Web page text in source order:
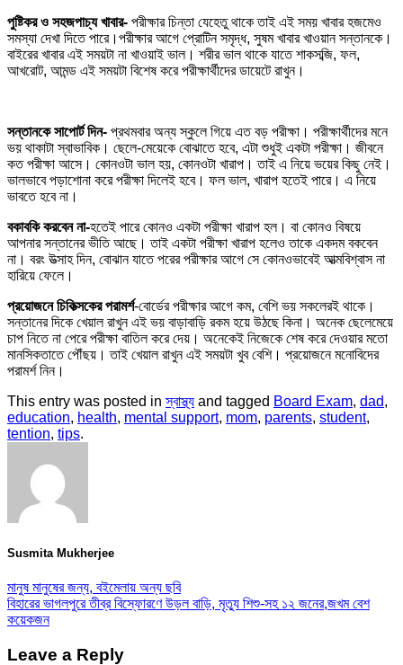
পুষ্টিকর ও সহজপাচ্য খাবার- পরীক্ষার চিন্তা যেহেতু থাকে তাই এই সময় খাবার হজমেও
সমস্যা দেখা দিতে পারে।পরীক্ষার আগে প্রোটিন সমৃদ্ধ, সুষম খাবার খাওয়ান সন্তানকে।
বাইরের খাবার এই সময়টা না খাওয়াই ভাল। শরীর ভাল থাকে যাতে শাকসব্জি, ফল,
আখরোট, আমন্ড এই সময়টা বিশেষ করে পরীক্ষার্থীদের ডায়েটে রাখুন।
সন্তানকে সাপোর্ট দিন- প্রথমবার অন্য স্কুলে গিয়ে এত বড় পরীক্ষা। পরীক্ষার্থীদের মনে
ভয় থাকাটা স্বাভাবিক। ছেলে-মেয়েকে বোঝাতে হবে, এটা শুধুই একটা পরীক্ষা। জীবনে
কত পরীক্ষা আসে। কোনওটা ভাল হয়, কোনওটা খারাপ। তাই এ নিয়ে ভয়ের কিছু নেই।
ভালভাবে পড়াশোনা করে পরীক্ষা দিলেই হবে। ফল ভাল, খারাপ হতেই পারে। এ নিয়ে
ভাবতে হবে না।
বকাবকি করবেন না-হতেই পারে কোনও একটা পরীক্ষা খারাপ হল। বা কোনও বিষয়ে
আপনার সন্তানের ভীতি আছে। তাই একটা পরীক্ষা খারাপ হলেও তাকে একদম বকবেন
না। বরং উত্সাহ দিন, বোঝান যাতে পরের পরীক্ষার আগে সে কোনওভাবেই আত্মবিশ্বাস না
হারিয়ে ফেলে।
প্রয়োজনে চিকিত্সকের পরামর্শ-বোর্ডের পরীক্ষার আগে কম, বেশি ভয় সকলেরই থাকে।
সন্তানের দিকে খেয়াল রাখুন এই ভয় বাড়াবাড়ি রকম হয়ে উঠছে কিনা। অনেক ছেলেমেয়ে
চাপ নিতে না পেরে পরীক্ষা বাতিল করে দেয়। অনেকেই নিজেকে শেষ করে দেওয়ার মতো
মানসিকতাতে পৌঁছয়। তাই খেয়াল রাখুন এই সময়টা খুব বেশি। প্রয়োজনে মনোবিদের
পরামর্শ নিন।
This entry was posted inস্বাস্থ্য and tagged Board Exam, dad,
education, health, mental support, mom, parents, student,
tention, tips.
Susmita Mukherjee
মানুষ মানুষের জন্য, বইমেলায় অন্য ছবি
বিহারের ভাগলপুরে তীব্র বিস্ফোরণে উড়ল বাড়ি, মৃত্যু শিশু-সহ ১২ জনের,জখম বেশ
কয়েকজন
Leave a Reply